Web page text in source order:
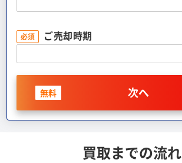
必須 ご売却時期
無料 次へ
買取までの流れ